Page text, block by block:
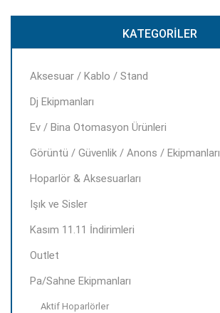
KATEGORILER
Aksesuar / Kablo / Stand
Dj Ekipmanları
Ev / Bina Otomasyon Ürünleri
Görüntü / Güvenlik / Anons / Ekipmanları
Hoparlör & Aksesuarları
Işık ve Sisler
Kasım 11.11 İndirimleri
Outlet
Pa/Sahne Ekipmanları
Aktif Hoparlörler